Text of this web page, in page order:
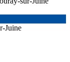
Juine